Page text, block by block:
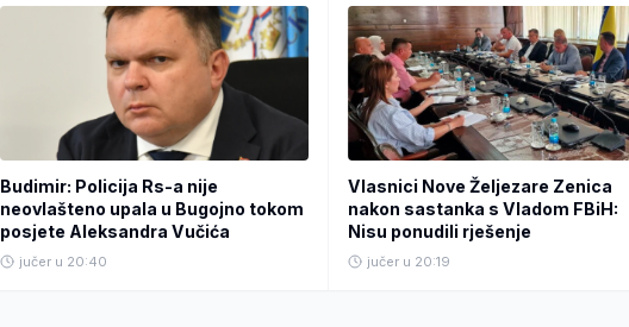
Budimir: Policija Rs-a nije
neovlašteno upala u Bugojno tokom
posjete Aleksandra Vučića
jučer u 20:40
Vlasnici Nove Željezare Zenica
nakon sastanka s Vladom FBiH:
Nisu ponudili rješenje
jučer u 20:19